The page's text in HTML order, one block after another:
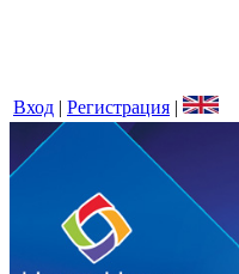
Вход | Регистрация |